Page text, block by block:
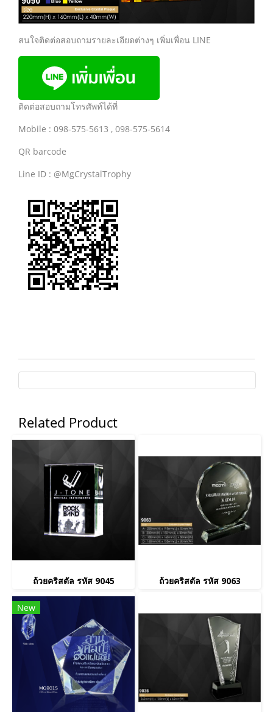
สนใจติดต่อสอบถามรายละเอียดต่างๆ เพิ่มเพื่อน LINE
ติดต่อสอบถามโทรศัพท์ได้ที่
Mobile : 098-575-5613 , 098-575-5614
QR barcode
Line ID : @MgCrystalTrophy
Related Product
ถ้วยคริสตัล รหัส 9045 ถ้วยคริสตัล รหัส 9063
New